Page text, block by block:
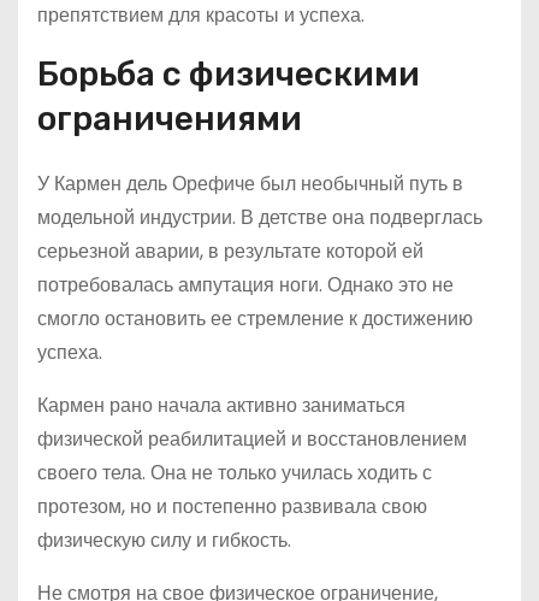
препятствием для красоты и успеха.
Борьба с физическими
ограничениями
У Кармен дель Орефиче был необычный путь в
модельной индустрии. В детстве она подверглась
серьезной аварии, в результате которой ей
потребовалась ампутация ноги. Однако это не
смогло остановить ее стремление к достижению
успеха.
Кармен рано начала активно заниматься
физической реабилитацией и восстановлением
своего тела. Она не только училась ходить с
протезом, но и постепенно развивала свою
физическую силу и гибкость.
Не смотря на свое физическое ограничение,